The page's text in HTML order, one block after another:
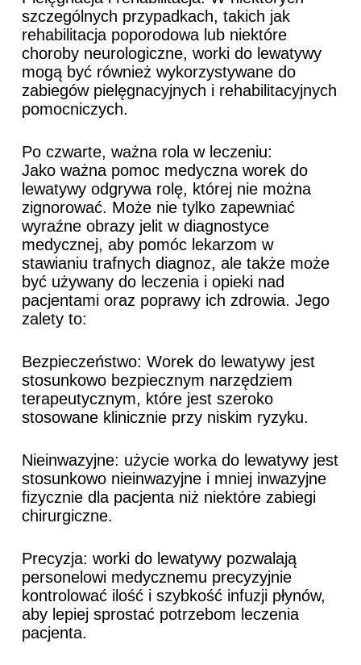
szczególnych przypadkach, takich jak
rehabilitacja poporodowa lub niektóre
choroby neurologiczne, worki do lewatywy
mogą być również wykorzystywane do
zabiegów pielęgnacyjnych i rehabilitacyjnych
pomocniczych.
Po czwarte, ważna rola w leczeniu:
Jako ważna pomoc medyczna worek do
lewatywy odgrywa rolę, której nie można
zignorować. Może nie tylko zapewniać
wyraźne obrazy jelit w diagnostyce
medycznej, aby pomóc lekarzom w
stawianiu trafnych diagnoz, ale także może
być używany do leczenia i opieki nad
pacjentami oraz poprawy ich zdrowia. Jego
zalety to:
Bezpieczeństwo: Worek do lewatywy jest
stosunkowo bezpiecznym narzędziem
terapeutycznym, które jest szeroko
stosowane klinicznie przy niskim ryzyku.
Nieinwazyjne: użycie worka do lewatywy jest
stosunkowo nieinwazyjne i mniej inwazyjne
fizycznie dla pacjenta niż niektóre zabiegi
chirurgiczne.
Precyzja: worki do lewatywy pozwalają
personelowi medycznemu precyzyjnie
kontrolować ilość i szybkość infuzji płynów,
aby lepiej sprostać potrzebom leczenia
pacjenta.